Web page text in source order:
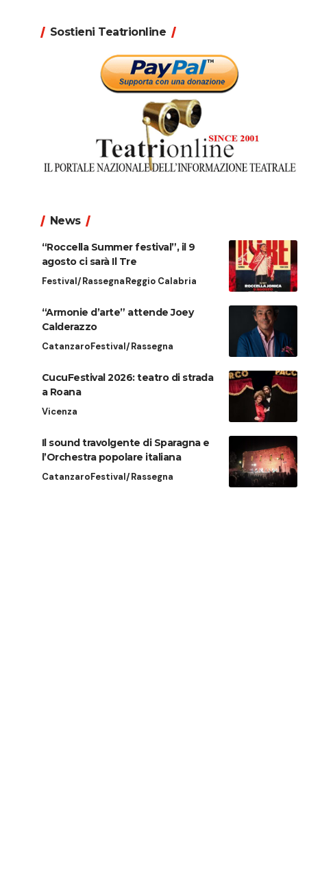
Sostieni Teatrionline
News
“Roccella Summer festival”, il 9
agosto ci sarà Il Tre
Festival/RassegnaReggio Calabria
“Armonie d’arte” attende Joey
Calderazzo
CatanzaroFestival/Rassegna
CucuFestival 2026: teatro di strada
a Roana
Vicenza
Il sound travolgente di Sparagna e
l’Orchestra popolare italiana
CatanzaroFestival/Rassegna